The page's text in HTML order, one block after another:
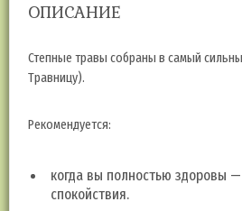
ОПИСАНИЕ
Степные травы собраны в самый
Травницу).
Рекомендуется:
когда вы полностью здоровы
спокойствия.